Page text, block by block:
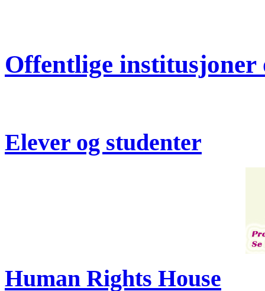
Offentlige institusjoner
Elever og studenter
Human Rights House